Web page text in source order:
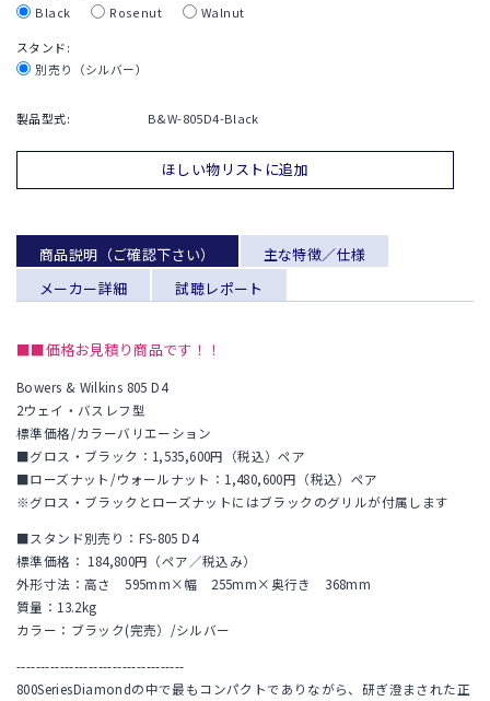
Black
Rosenut
Walnut
スタンド:
別売り（シルバー）
製品型式: B&W-805D4-Black
ほしい物リストに追加
商品説明（ご確認下さい）
主な特徴／仕様
メーカー詳細
試聴レポート
■■価格お見積り商品です！！
Bowers & Wilkins 805 D4
2ウェイ・バスレフ型
標準価格/カラーバリエーション
■グロス・ブラック：1,535,600円（税込）ペア
■ローズナット/ウォールナット：1,480,600円（税込）ペア
※グロス・ブラックとローズナットにはブラックのグリルが付属します
■スタンド別売り：FS-805 D4
標準価格： 184,800円（ペア／税込み）
外形寸法：高さ 595mm×幅 255mm×奥行き 368mm
質量：13.2kg
カラー：ブラック(完売）/シルバー
-----------------------------------
800SeriesDiamondの中で最もコンパクトでありながら、研ぎ澄まされた正